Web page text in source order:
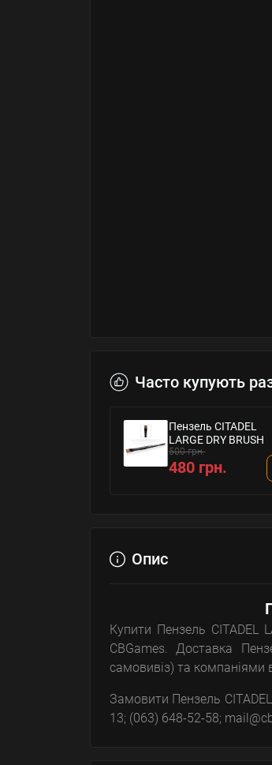
Часто купують
Пензель CITADEL
LARGE DRY BRUSH
500 грн.
480 грн.
Опис
Купити Пензель CITADEL
CBGames. Доставка
самовивіз) та компаніями
Замовити Пензель
13; (063) 648-52-58;